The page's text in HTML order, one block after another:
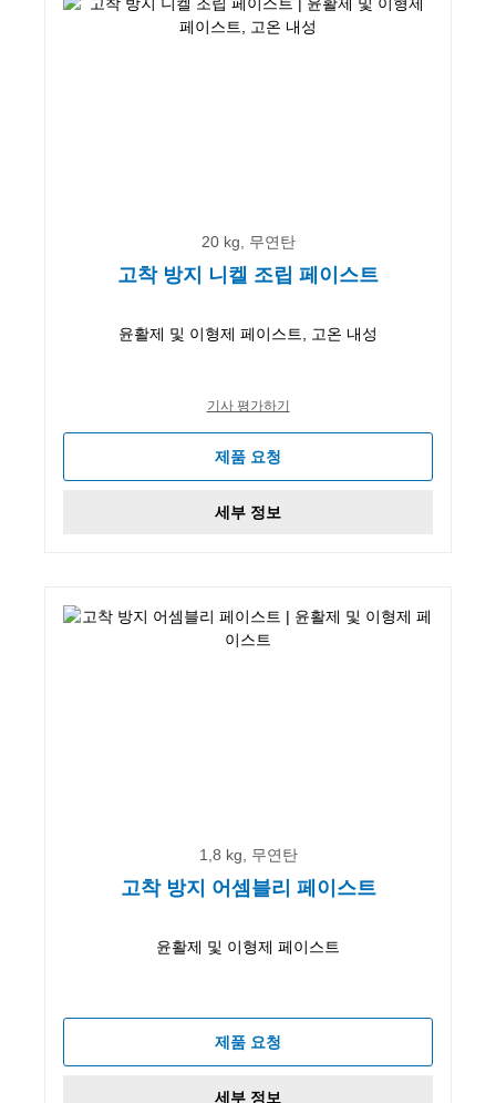
20 kg, 무연탄
고착 방지 니켈 조립 페이스트
윤활제 및 이형제 페이스트, 고온 내성
기사 평가하기
제품 요청
세부 정보
1,8 kg, 무연탄
고착 방지 어셈블리 페이스트
윤활제 및 이형제 페이스트
제품 요청
세부 정보